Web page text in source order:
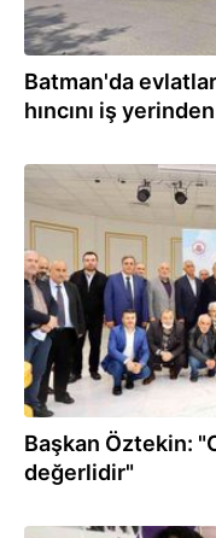
Batman'da
hıncını iş
Başkan Öztekin:
değerlidir"